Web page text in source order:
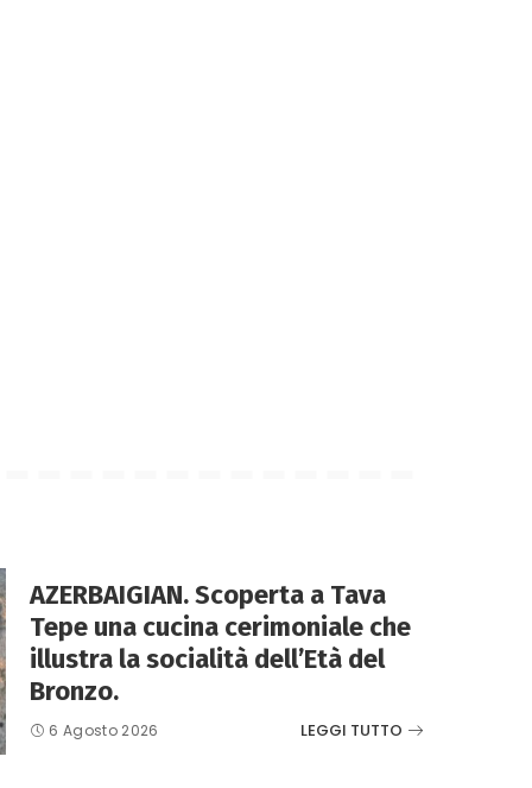
AZERBAIGIAN. Scoperta a Tava
Tepe una cucina cerimoniale che
illustra la socialità dell’Età del
Bronzo.
6 Agosto 2026 LEGGI TUTTO